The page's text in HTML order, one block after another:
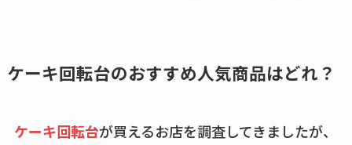
め替えはどこで売っ
通販調査
ケーキ回転台のおすすめ人気商品はどれ？
ケーキ回転台が買えるお店を調査してきましたが、